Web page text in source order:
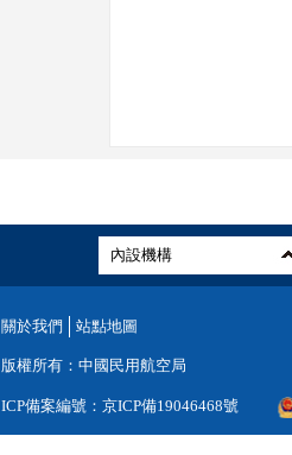
關於我們 站點地圖
版權所有：中國民用航空局
ICP備案編號：京ICP備19046468號